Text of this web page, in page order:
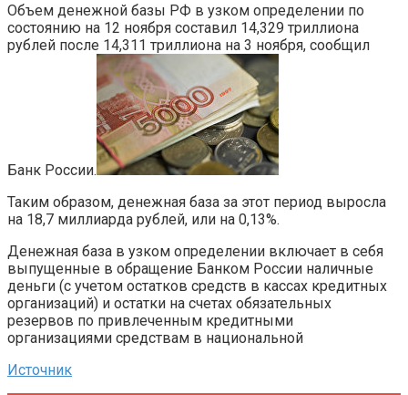
Объем денежной базы РФ в узком определении по
состоянию на 12 ноября составил 14,329 триллиона
рублей после 14,311 триллиона на 3 ноября, сообщил
Банк России.
Таким образом, денежная база за этот период выросла
на 18,7 миллиарда рублей, или на 0,13%.
Денежная база в узком определении включает в себя
выпущенные в обращение Банком России наличные
деньги (с учетом остатков средств в кассах кредитных
организаций) и остатки на счетах обязательных
резервов по привлеченным кредитными
организациями средствам в национальной
Источник